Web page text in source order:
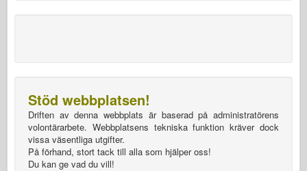
Stöd webbplatsen!
Driften av denna webbplats är baserad på administratörens
volontärarbete. Webbplatsens tekniska funktion kräver dock
vissa väsentliga utgifter.
På förhand, stort tack till alla som hjälper oss!
Du kan ge vad du vill!